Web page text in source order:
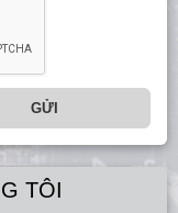
GỬI
TÔI